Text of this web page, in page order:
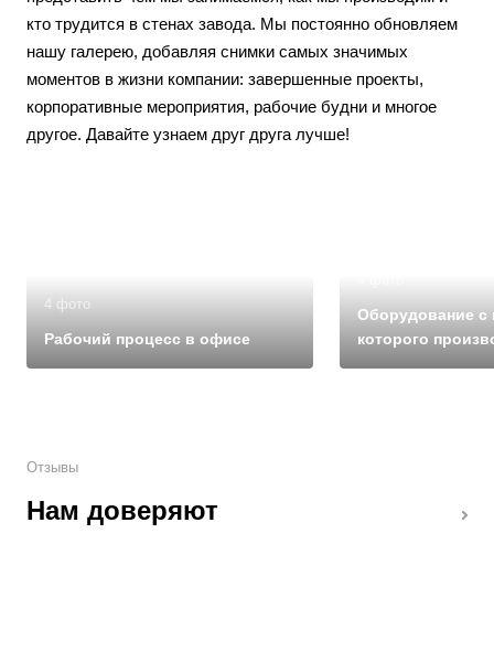
кто трудится в стенах завода. Мы постоянно обновляем
нашу галерею, добавляя снимки самых значимых
моментов в жизни компании: завершенные проекты,
корпоративные мероприятия, рабочие будни и многое
другое. Давайте узнаем друг друга лучше!
4 фото
Рабочий процесс в офисе
Оборудование
которого
Отзывы
Нам доверяют